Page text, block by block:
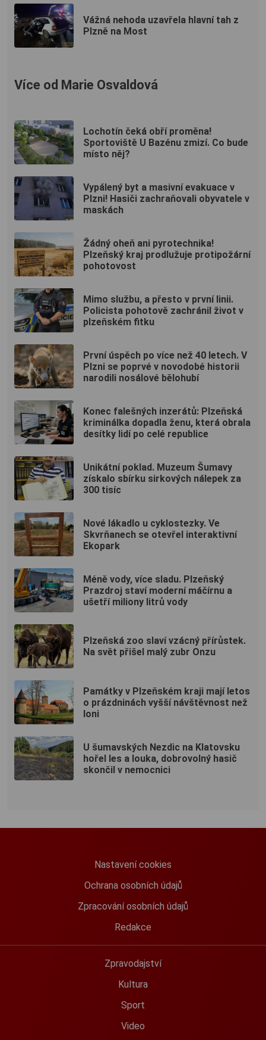
Vážná nehoda uzavřela hlavní tah z
Plzně na Most
Více od Marie Osvaldová
Lochotín čeká obří proměna!
Sportoviště U Bazénu zmizí. Co bude
místo něj?
Vypálený byt a masivní evakuace v
Plzni! Hasiči zachraňovali obyvatele v
maskách
Žádný oheň ani pyrotechnika!
Plzeňský kraj prodlužuje protipožární
pohotovost
Mimo službu, a přesto v první linii.
Policista pohotově zachránil život v
plzeňském fitku
První úspěch po více než 40 letech. V
Plzni se poprvé v novodobé historii
narodili nosálové bělohubí
Konec falešných inzerátů: Plzeňská
kriminálka dopadla ženu, která obrala
desítky lidí po celé republice
Unikátní poklad. Muzeum Šumavy
získalo sbírku sirkových nálepek za
300 tisíc
Nové lákadlo u cyklostezky. Ve
Skvrňanech se otevřel interaktivní
Ekopark
Méně vody, více sladu. Plzeňský
Prazdroj staví moderní máčírnu a
ušetří miliony litrů vody
Plzeňská zoo slaví vzácný přírůstek.
Na svět přišel malý zubr Onzu
Památky v Plzeňském kraji mají letos
o prázdninách vyšší návštěvnost než
loni
U šumavských Nezdic na Klatovsku
hořel les a louka, dobrovolný hasič
skončil v nemocnici
Nastavení cookies
Ochrana osobních údajů
Zpracování osobních údajů
Redakce
Zpravodajství
Kultura
Sport
Video